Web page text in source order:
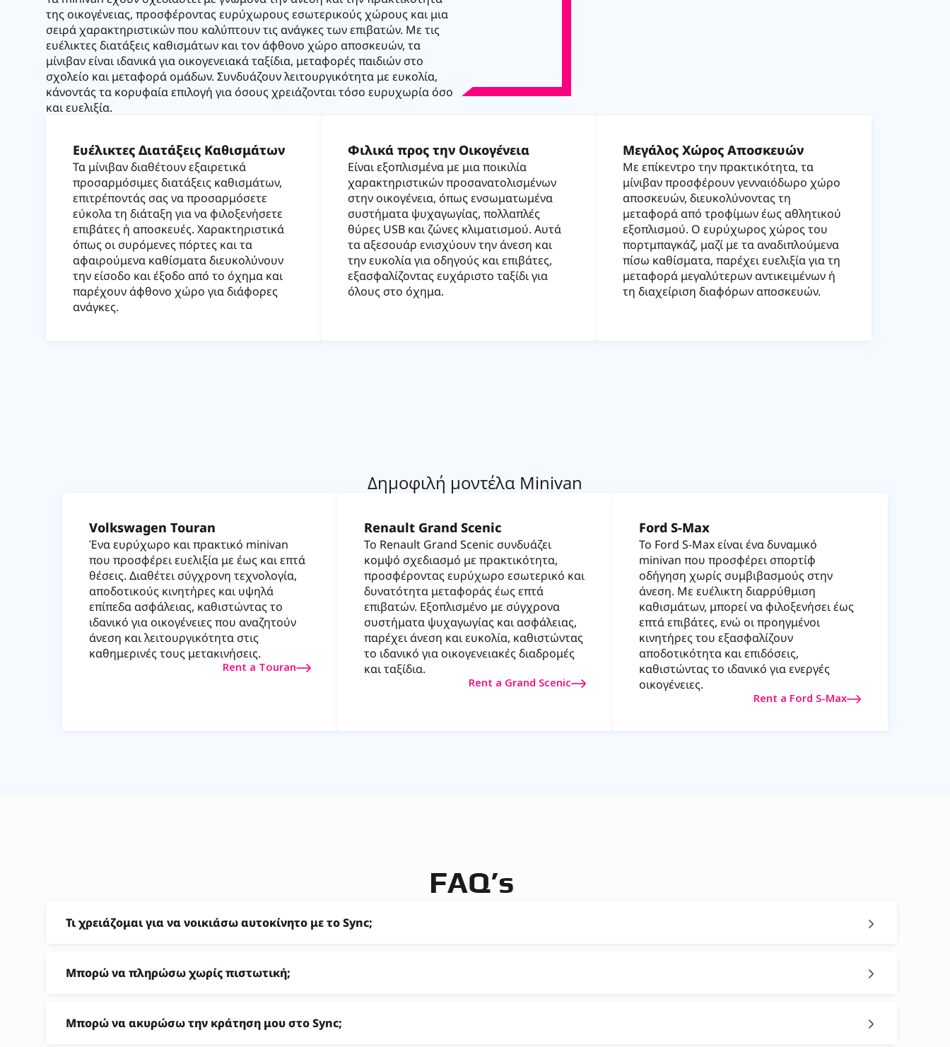
της οικογένειας, προσφέροντας ευρύχωρους εσωτερικούς χώρους και μια
σειρά χαρακτηριστικών που καλύπτουν τις ανάγκες των επιβατών. Με τις
ευέλικτες διατάξεις καθισμάτων και τον άφθονο χώρο αποσκευών, τα
μίνιβαν είναι ιδανικά για οικογενειακά ταξίδια, μεταφορές παιδιών στο
σχολείο και μεταφορά ομάδων. Συνδυάζουν λειτουργικότητα με ευκολία,
κάνοντάς τα κορυφαία επιλογή για όσους χρειάζονται τόσο ευρυχωρία όσο
και ευελιξία.
Ευέλικτες Διατάξεις Καθισμάτων
Τα μίνιβαν διαθέτουν εξαιρετικά
προσαρμόσιμες διατάξεις καθισμάτων,
επιτρέποντάς σας να προσαρμόσετε
εύκολα τη διάταξη για να φιλοξενήσετε
επιβάτες ή αποσκευές. Χαρακτηριστικά
όπως οι συρόμενες πόρτες και τα
αφαιρούμενα καθίσματα διευκολύνουν
την είσοδο και έξοδο από το όχημα και
παρέχουν άφθονο χώρο για διάφορες
ανάγκες.
Φιλικά προς την Οικογένεια
Είναι εξοπλισμένα με μια ποικιλία
χαρακτηριστικών προσανατολισμένων
στην οικογένεια, όπως ενσωματωμένα
συστήματα ψυχαγωγίας, πολλαπλές
θύρες USB και ζώνες κλιματισμού. Αυτά
τα αξεσουάρ ενισχύουν την άνεση και
την ευκολία για οδηγούς και επιβάτες,
εξασφαλίζοντας ευχάριστο ταξίδι για
όλους στο όχημα.
Μεγάλος Χώρος Αποσκευών
Με επίκεντρο την πρακτικότητα, τα
μίνιβαν προσφέρουν γενναιόδωρο χώρο
αποσκευών, διευκολύνοντας τη
μεταφορά από τροφίμων έως αθλητικού
εξοπλισμού. Ο ευρύχωρος χώρος του
πορτμπαγκάζ, μαζί με τα αναδιπλούμενα
πίσω καθίσματα, παρέχει ευελιξία για τη
μεταφορά μεγαλύτερων αντικειμένων ή
τη διαχείριση διαφόρων αποσκευών.
Δημοφιλή μοντέλα Minivan
Volkswagen Touran
Ένα ευρύχωρο και πρακτικό minivan
που προσφέρει ευελιξία με έως και επτά
θέσεις. Διαθέτει σύγχρονη τεχνολογία,
αποδοτικούς κινητήρες και υψηλά
επίπεδα ασφάλειας, καθιστώντας το
ιδανικό για οικογένειες που αναζητούν
άνεση και λειτουργικότητα στις
καθημερινές τους μετακινήσεις.
Rent a Touran
Renault Grand Scenic
Το Renault Grand Scenic συνδυάζει
κομψό σχεδιασμό με πρακτικότητα,
προσφέροντας ευρύχωρο εσωτερικό και
δυνατότητα μεταφοράς έως επτά
επιβατών. Εξοπλισμένο με σύγχρονα
συστήματα ψυχαγωγίας και ασφάλειας,
παρέχει άνεση και ευκολία, καθιστώντας
το ιδανικό για οικογενειακές διαδρομές
και ταξίδια.
Rent a Grand Scenic
Ford S-Max
Το Ford S-Max είναι ένα δυναμικό
minivan που προσφέρει σπορτίφ
οδήγηση χωρίς συμβιβασμούς στην
άνεση. Με ευέλικτη διαρρύθμιση
καθισμάτων, μπορεί να φιλοξενήσει έως
επτά επιβάτες, ενώ οι προηγμένοι
κινητήρες του εξασφαλίζουν
αποδοτικότητα και επιδόσεις,
καθιστώντας το ιδανικό για ενεργές
οικογένειες.
Rent a Ford S-Max
FAQ’s
Τι χρειάζομαι για να νοικιάσω αυτοκίνητο με το Sync;
Μπορώ να πληρώσω χωρίς πιστωτική;
Μπορώ να ακυρώσω την κράτηση μου στο Sync;